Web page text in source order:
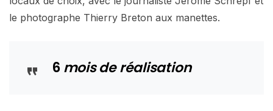
le photographe Thierry Breton aux manettes.
6mois de réalisation